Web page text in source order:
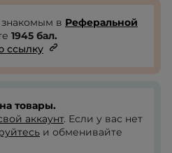
в Реферальной
1945 бал.
ссылку
товары.
аккаунт. Если у вас нет
и обменивайте